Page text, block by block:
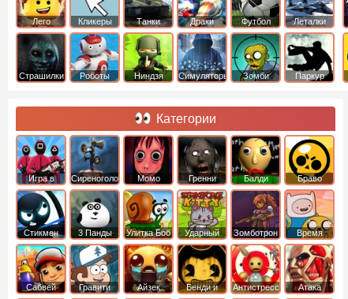
Лего Кликеры Танки Драки Футбол Леталки
Страшилки Роботы Ниндзя Симуляторы Зомби Паркур
Категории
Игра в
Кальмара
Сиреноголовый Момо Гренни Балди
Браво
Старс
Стикмен 3 Панды Улитка Боб
Ударный
отряд котят
Зомботрон
Время
Приключений
Сабвей
Гравити
Айзек
Бенди и
Антистресс
Атака